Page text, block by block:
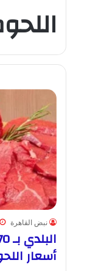
نبض القاهرة
أسعار